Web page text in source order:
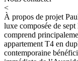
<
À propos de projet
luxe composée de
comprend
appartement T4 en
contemporaine